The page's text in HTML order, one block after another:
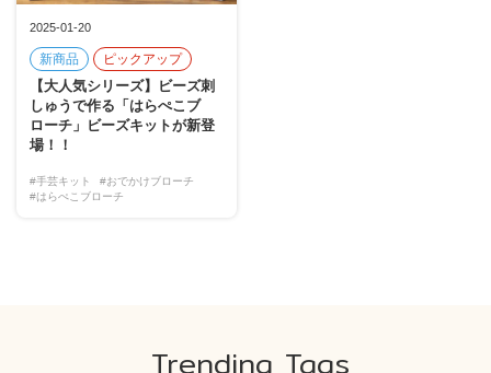
2025-01-20
新商品 ピックアップ
【大人気シリーズ】ビーズ刺
しゅうで作る「はらぺこブ
ローチ」ビーズキットが新登
場！！
#手芸キット
#おでかけブローチ
#はらぺこブローチ
Trending Tags